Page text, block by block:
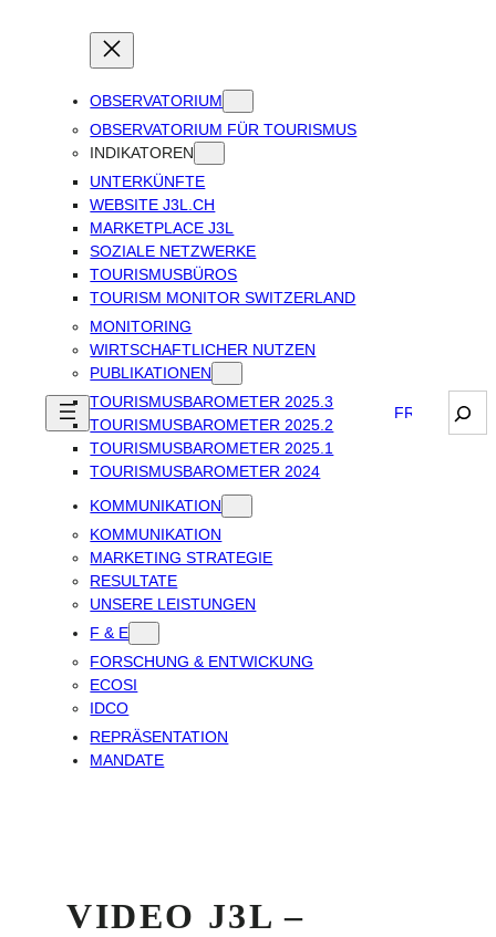
OBSERVATORIUM
OBSERVATORIUM FÜR TOURISMUS
INDIKATOREN
UNTERKÜNFTE
WEBSITE J3L.CH
MARKETPLACE J3L
SOZIALE NETZWERKE
TOURISMUSBÜROS
TOURISM MONITOR SWITZERLAND
MONITORING
WIRTSCHAFTLICHER NUTZEN
PUBLIKATIONEN
TOURISMUSBAROMETER 2025.3
TOURISMUSBAROMETER 2025.2
TOURISMUSBAROMETER 2025.1
TOURISMUSBAROMETER 2024
KOMMUNIKATION
KOMMUNIKATION
MARKETING STRATEGIE
RESULTATE
UNSERE LEISTUNGEN
F & E
FORSCHUNG & ENTWICKUNG
ECOSI
IDCO
REPRÄSENTATION
MANDATE
FRANÇAIS
VIDEO J3L –